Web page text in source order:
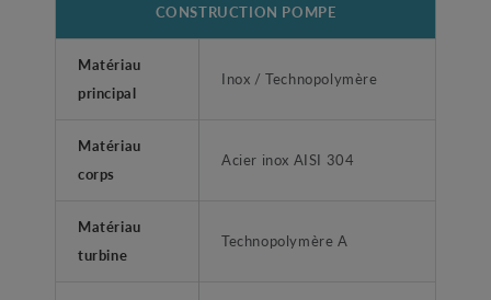
CONSTRUCTION POMPE
Matériau
principal
Inox / Technopolymère
Matériau
corps
Acier inox AISI 304
Matériau
turbine
Technopolymère A